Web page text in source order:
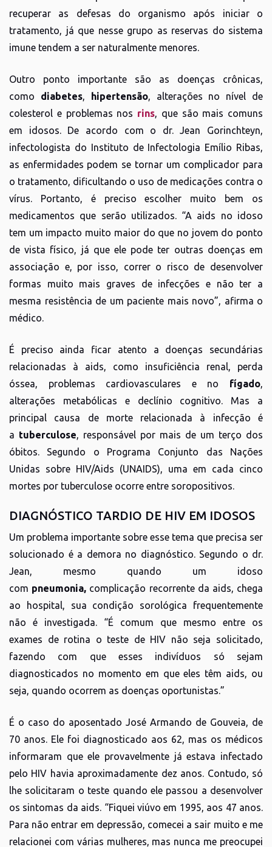
recuperar as defesas do organismo após iniciar o
tratamento, já que nesse grupo as reservas do sistema
imune tendem a ser naturalmente menores.
Outro ponto importante são as doenças crônicas,
como diabetes, hipertensão, alterações no nível de
colesterol e problemas nos rins, que são mais comuns
em idosos. De acordo com o dr. Jean Gorinchteyn,
infectologista do Instituto de Infectologia Emílio Ribas,
as enfermidades podem se tornar um complicador para
o tratamento, dificultando o uso de medicações contra o
vírus. Portanto, é preciso escolher muito bem os
medicamentos que serão utilizados. “A aids no idoso
tem um impacto muito maior do que no jovem do ponto
de vista físico, já que ele pode ter outras doenças em
associação e, por isso, correr o risco de desenvolver
formas muito mais graves de infecções e não ter a
mesma resistência de um paciente mais novo”, afirma o
médico.
É preciso ainda ficar atento a doenças secundárias
relacionadas à aids, como insuficiência renal, perda
óssea, problemas cardiovasculares e no fígado,
alterações metabólicas e declínio cognitivo. Mas a
principal causa de morte relacionada à infecção é
a tuberculose, responsável por mais de um terço dos
óbitos. Segundo o Programa Conjunto das Nações
Unidas sobre HIV/Aids (UNAIDS), uma em cada cinco
mortes por tuberculose ocorre entre soropositivos.
DIAGNÓSTICO TARDIO DE HIV EM IDOSOS
Um problema importante sobre esse tema que precisa ser
solucionado é a demora no diagnóstico. Segundo o dr.
Jean, mesmo quando um idoso
com pneumonia, complicação recorrente da aids, chega
ao hospital, sua condição sorológica frequentemente
não é investigada. “É comum que mesmo entre os
exames de rotina o teste de HIV não seja solicitado,
fazendo com que esses indivíduos só sejam
diagnosticados no momento em que eles têm aids, ou
seja, quando ocorrem as doenças oportunistas.”
É o caso do aposentado José Armando de Gouveia, de
70 anos. Ele foi diagnosticado aos 62, mas os médicos
informaram que ele provavelmente já estava infectado
pelo HIV havia aproximadamente dez anos. Contudo, só
lhe solicitaram o teste quando ele passou a desenvolver
os sintomas da aids. “Fiquei viúvo em 1995, aos 47 anos.
Para não entrar em depressão, comecei a sair muito e me
relacionei com várias mulheres, mas nunca me preocupei